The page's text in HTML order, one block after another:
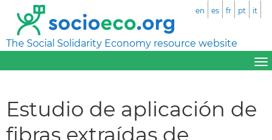
The Social Solidarity Economy resource website
en es fr pt it
Estudio de aplicación de
fibras extraídas de